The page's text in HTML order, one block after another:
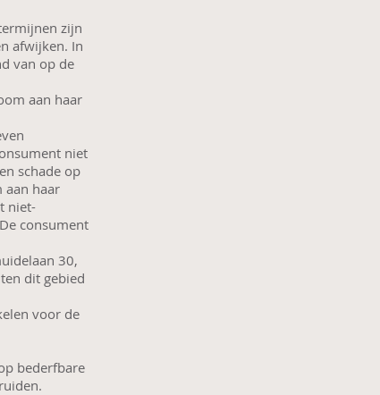
zijn
afwijken. In
van op de
aan haar
niet
schade op
aan haar
niet-
consument
30,
dit gebied
voor de
bederfbare